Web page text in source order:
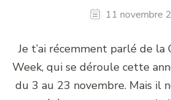
11 novembre
Je t’ai récemment parlé de la
Week, qui se déroule cette
du 3 au 23 novembre. Mais il